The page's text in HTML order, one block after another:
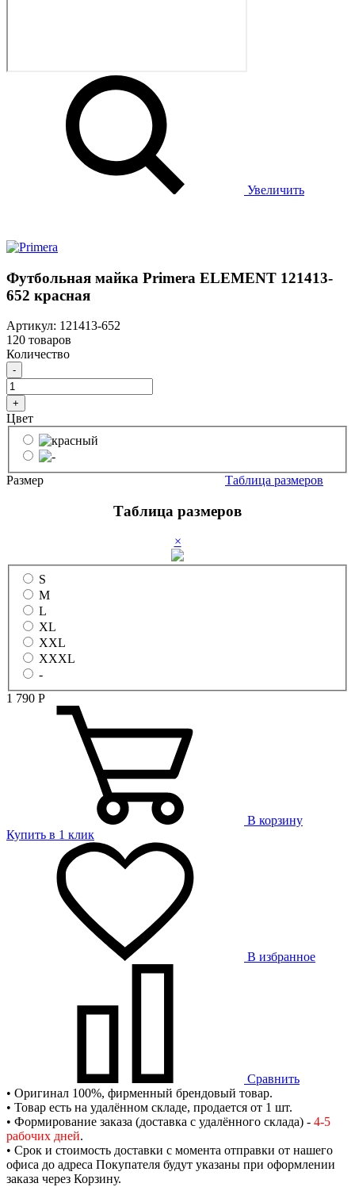
Увеличить
Футбольная майка Primera ELEMENT 121413-
652 красная
Артикул: 121413-652
120 товаров
Количество
-
+
Цвет
Размер Таблица размеров
Таблица размеров
×
S
M
L
XL
XXL
XXXL
-
1 790 Р
В корзину
Купить в 1 клик
В избранное
Сравнить
• Оригинал 100%, фирменный брендовый товар.
• Товар есть на удалённом складе, продается от 1 шт.
• Формирование заказа (доставка с удалённого склада) - 4-5
рабочих дней.
• Срок и стоимость доставки с момента отправки от нашего
офиса до адреса Покупателя будут указаны при оформлении
заказа через Корзину.